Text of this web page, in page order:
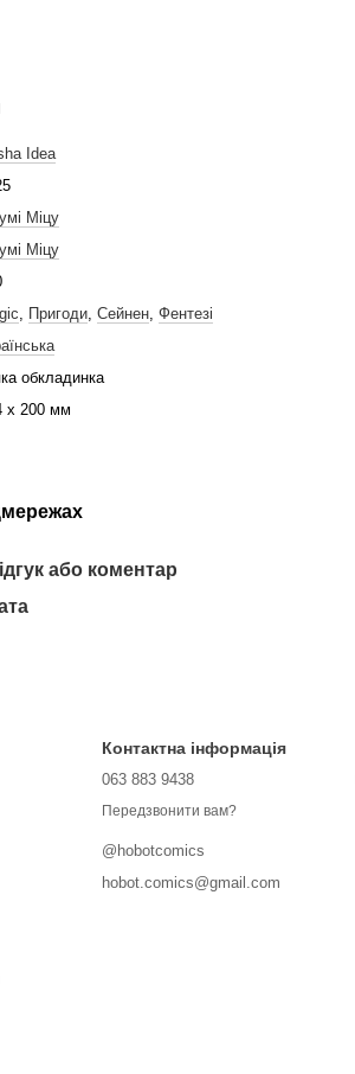
Idea
Міцу
Міцу
, Пригоди, Сейнен, Фентезі
обкладинка
x 200 мм
або коментар
Контактна інформація
063 883 9438
Передзвонити вам?
@hobotcomics
hobot.comics@gmail.com